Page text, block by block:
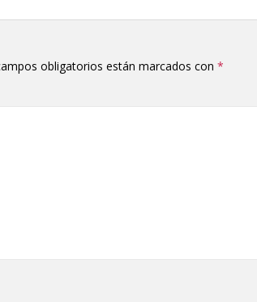
obligatorios están marcados con *